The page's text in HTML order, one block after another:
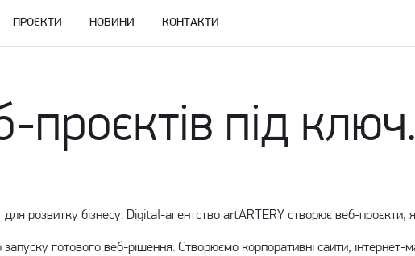
ПРОЄКТИ НОВИНИ КОНТАКТИ
проєктів під
розвитку бізнесу. Digital-агентство artARTERY створює веб-проєкти,
запуску готового веб-рішення. Створюємо корпоративні сайти, інтернет-